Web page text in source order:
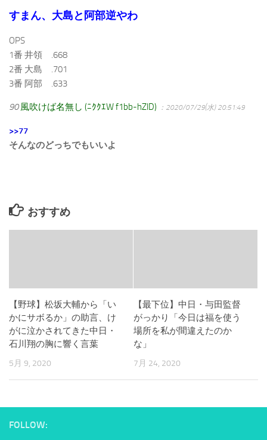
すまん、大島と阿部逆やわ
OPS
1番 井領 .668
2番 大島 .701
3番 阿部 .633
90 風吹けば名無し (ﾆｸｸｴW f1bb-hZlD) ：2020/07/29(水) 20:51:49
>>77
そんなのどっちでもいいよ
おすすめ
【野球】松坂大輔から「い
かにサボるか」の助言、け
がに泣かされてきた中日・
石川翔の胸に響く言葉
5月 9, 2020
【最下位】中日・与田監督
がっかり「今日は福を使う
場所を私が間違えたのか
な」
7月 24, 2020
FOLLOW: